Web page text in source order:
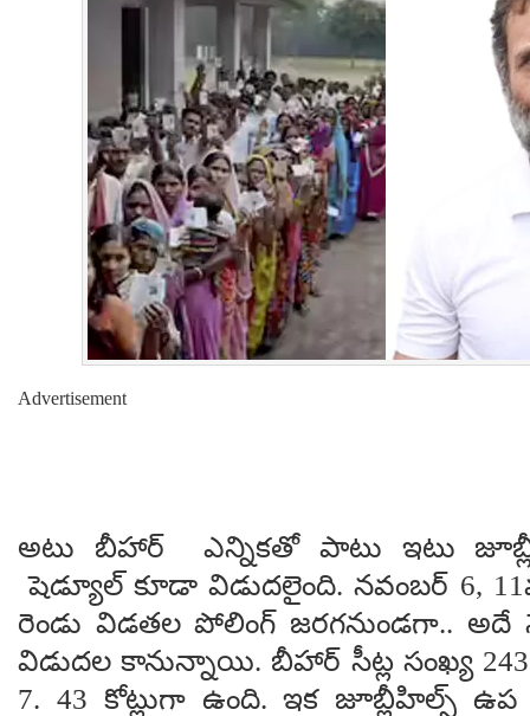
Advertisement
అటు బీహార్ ఎన్నిక‌తో పాటు ఇటు
షెడ్యూల్ కూడా విడుద‌లైంది. న‌వంబ‌ర్ 6,
రెండు విడ‌త‌ల పోలింగ్ జ‌ర‌గ‌నుండ‌గా.. అదే
విడుద‌ల కానున్నాయి. బీహార్ సీట్ల సంఖ్య
7. 43 కోట్లుగా ఉంది. ఇక జూబ్లీహిల్స్ ఉప